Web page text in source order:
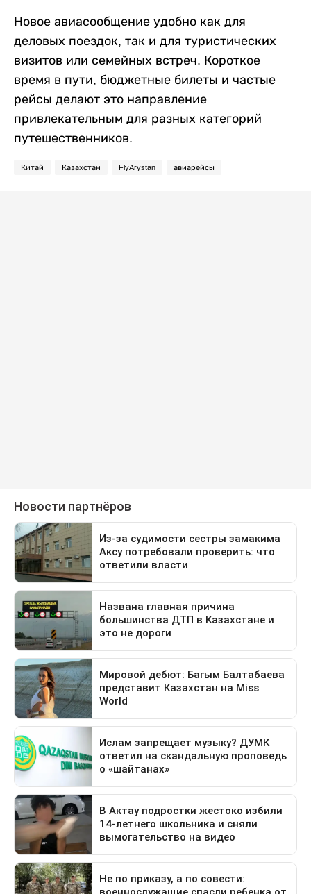
Новое авиасообщение удобно как для
деловых поездок, так и для туристических
визитов или семейных встреч. Короткое
время в пути, бюджетные билеты и частые
рейсы делают это направление
привлекательным для разных категорий
путешественников.
Китай Казахстан FlyArystan авиарейсы